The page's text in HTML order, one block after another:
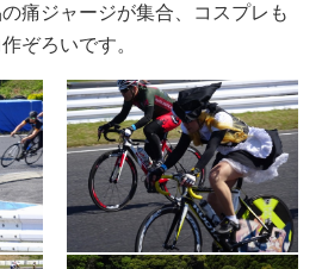
痛ジャージが集合、コスプレも
ぞろいです。